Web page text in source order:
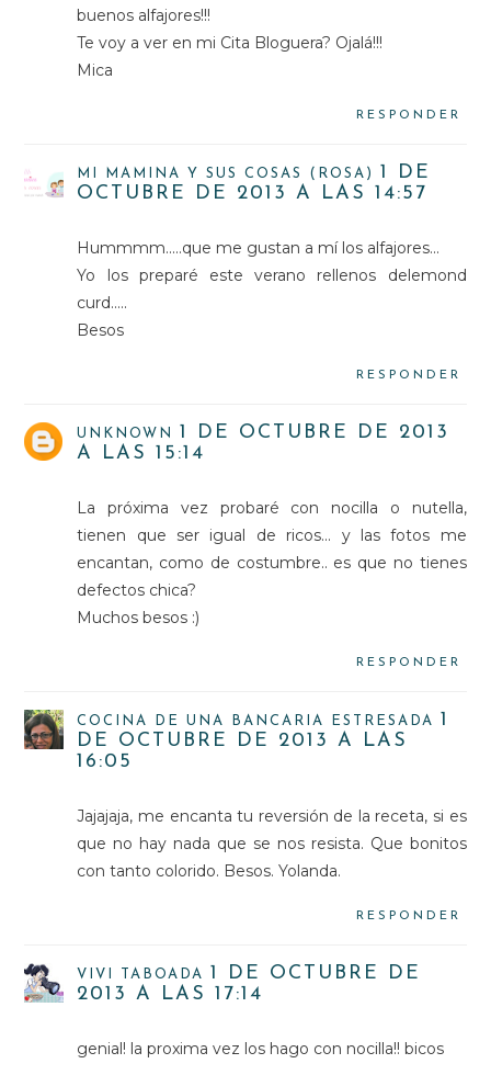
buenos alfajores!!!
Te voy a ver en mi Cita Bloguera? Ojalá!!!
Mica
RESPONDER
MI MAMINA Y SUS COSAS (ROSA)
1 DE
OCTUBRE DE 2013 A LAS 14:57
Hummmm.....que me gustan a mí los alfajores...
Yo los preparé este verano rellenos delemond
curd.....
Besos
RESPONDER
UNKNOWN
1 DE OCTUBRE DE 2013
A LAS 15:14
La próxima vez probaré con nocilla o nutella,
tienen que ser igual de ricos... y las fotos me
encantan, como de costumbre.. es que no tienes
defectos chica?
Muchos besos :)
RESPONDER
COCINA DE UNA BANCARIA ESTRESADA
1
DE OCTUBRE DE 2013 A LAS
16:05
Jajajaja, me encanta tu reversión de la receta, si es
que no hay nada que se nos resista. Que bonitos
con tanto colorido. Besos. Yolanda.
RESPONDER
VIVI TABOADA
1 DE OCTUBRE DE
2013 A LAS 17:14
genial! la proxima vez los hago con nocilla!! bicos